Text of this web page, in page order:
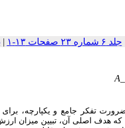
جلد ۶ شماره ۲۳ صفحات ۱۳-۱ |
تفکر جامع و یکپارچه،
که هدف اصلی آن، تبیین میزان